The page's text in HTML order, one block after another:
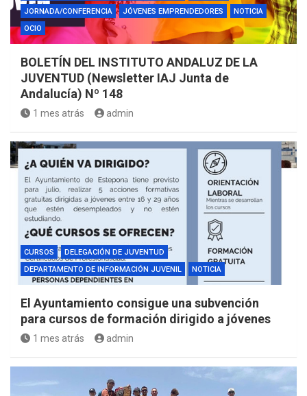
JORNADA/CONFERENCIA
JÓVENES EMPRENDEDORES
NOTICIA
OCIO
BOLETÍN DEL INSTITUTO ANDALUZ DE LA
JUVENTUD (Newsletter IAJ Junta de
Andalucía) Nº 148
1 mes atrás admin
CURSOS
DELEGACIÓN DE JUVENTUD
DEPARTAMENTO DE INFORMACIÓN JUVENIL
NOTICIA
El Ayuntamiento consigue una subvención
para cursos de formación dirigido a jóvenes
1 mes atrás admin